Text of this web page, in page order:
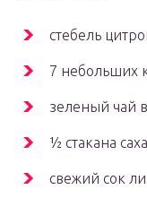
стебель
7 небольших
зеленый чай
½ стакана
свежий сок